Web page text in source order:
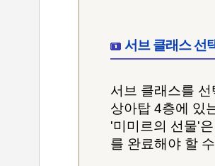
서브 클래스 선
서브 클래스를
상아탑 4층에 있
'미미르의 선물'
를 완료해야 할